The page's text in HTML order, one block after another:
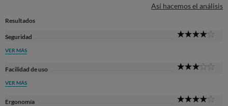
Así hacemos el análisis
Resultados
Seguridad
VER MÁS
Facilidad de uso
VER MÁS
Ergonomía